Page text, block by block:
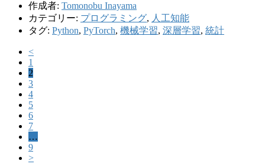
作成者: Tomonobu Inayama
カテゴリー: プログラミング, 人工知能
タグ: Python, PyTorch, 機械学習, 深層学習, 統計
<
1
2
3
4
5
6
7
…
9
>